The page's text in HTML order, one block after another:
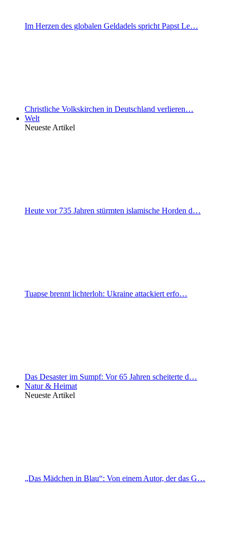
Im Herzen des globalen Geldadels spricht Papst Le…
Christliche Volkskirchen in Deutschland verlieren…
Welt
Neueste Artikel
Heute vor 735 Jahren stürmten islamische Horden d…
Tuapse brennt lichterloh: Ukraine attackiert erfo…
Das Desaster im Sumpf: Vor 65 Jahren scheiterte d…
Natur & Heimat
Neueste Artikel
„Das Mädchen in Blau“: Von einem Autor, der das G…